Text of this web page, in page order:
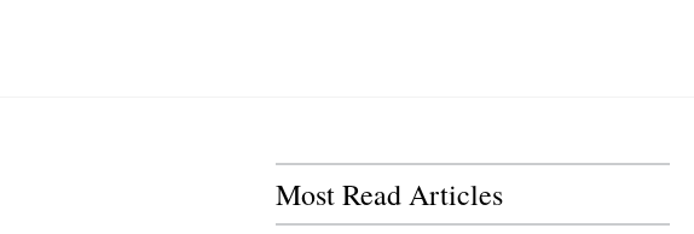
Most Read Articles